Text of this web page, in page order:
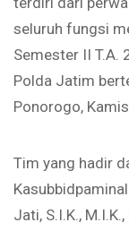
seluruh fungsi
Semester II T.A.
Polda Jatim
Ponorogo,
Tim yang hadir
Jati, S.I.K.,